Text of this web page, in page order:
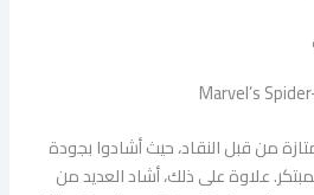
من قبل النقاد، حيث أشادوا بجودة
علاوة على ذلك، أشاد العديد من